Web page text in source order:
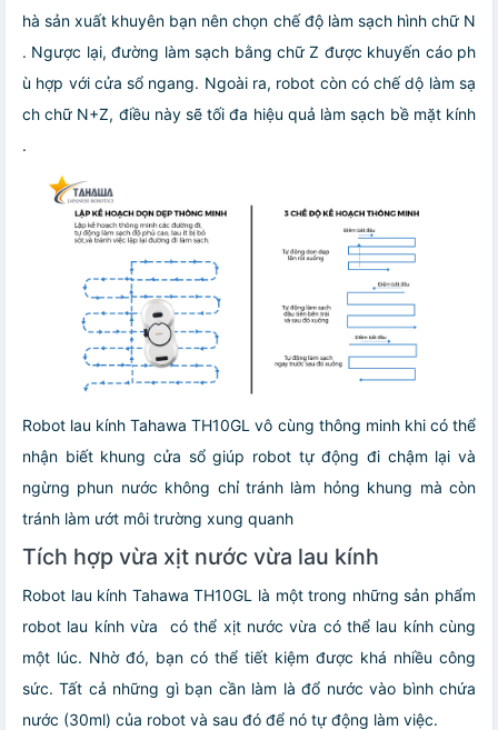
hà sản xuất khuyên bạn nên chọn chế độ làm sạch hình chữ N
. Ngược lại, đường làm sạch bằng chữ Z được khuyến cáo ph
ù hợp với cửa sổ ngang. Ngoài ra, robot còn có chế dộ làm sạ
ch chữ N+Z, điều này sẽ tối đa hiệu quả làm sạch bề mặt kính
.
Robot lau kính Tahawa TH10GL vô cùng thông minh khi có thể
nhận biết khung cửa sổ giúp robot tự động đi chậm lại và
ngừng phun nước không chỉ tránh làm hỏng khung mà còn
tránh làm ướt môi trường xung quanh
Tích hợp vừa xịt nước vừa lau kính
Robot lau kính Tahawa TH10GL là một trong những sản phẩm
robot lau kính vừa có thể xịt nước vừa có thể lau kính cùng
một lúc. Nhờ đó, bạn có thể tiết kiệm được khá nhiều công
sức. Tất cả những gì bạn cần làm là đổ nước vào bình chứa
nước (30ml) của robot và sau đó để nó tự động làm việc.